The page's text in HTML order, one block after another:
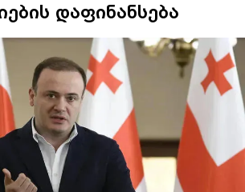
დაფინანსება